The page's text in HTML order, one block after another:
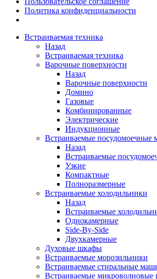
Политика конфиденциальности
Встраиваемая техника
Назад
Встраиваемая техника
Варочные поверхности
Назад
Варочные поверхности
Домино
Газовые
Комбинированные
Электрические
Индукционные
Встраиваемые
Назад
Встраиваемые
Узкие
Компактные
Полноразмерные
Встраиваемые холодильники
Назад
Встраиваемые
Однокамерные
Side-By-Side
Двухкамерные
Духовые шкафы
Встраиваемые морозильники
Встраиваемые стиральные
Встраиваемые микроволновые